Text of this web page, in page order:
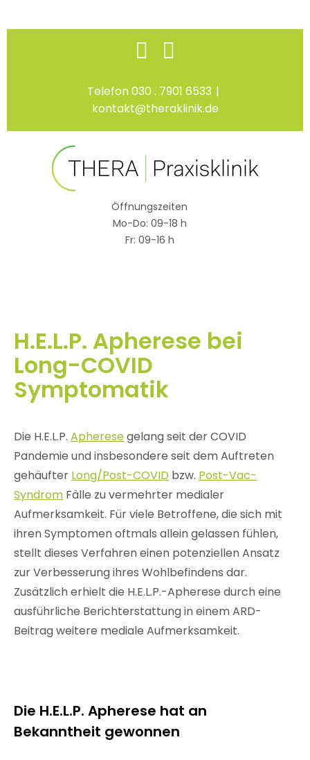
Skip
Facebook
Telefon 030 . 7901 6533 |
kontakt@theraklinik.de
Öffnungszeiten
Mo-Do: 09-18 h
Fr: 09-16 h
H.E.L.P. Apherese bei
Long-COVID
Symptomatik
Die H.E.L.P. Apheresegelang seit der COVID
Pandemie und insbesondere seit dem Auftreten
gehäufter Long/Post-COVID bzw. Post-Vac-
SyndromFälle zu vermehrter medialer
Aufmerksamkeit. Für viele Betroffene, die sich mit
ihren Symptomen oftmals allein gelassen fühlen,
stellt dieses Verfahren einen potenziellen Ansatz
zur Verbesserung ihres Wohlbefindens dar.
Zusätzlich erhielt die H.E.L.P.-Apherese durch eine
ausführliche Berichterstattung in einem ARD-
Beitrag weitere mediale Aufmerksamkeit.
Die H.E.L.P. Apherese hat an
Bekanntheit gewonnen